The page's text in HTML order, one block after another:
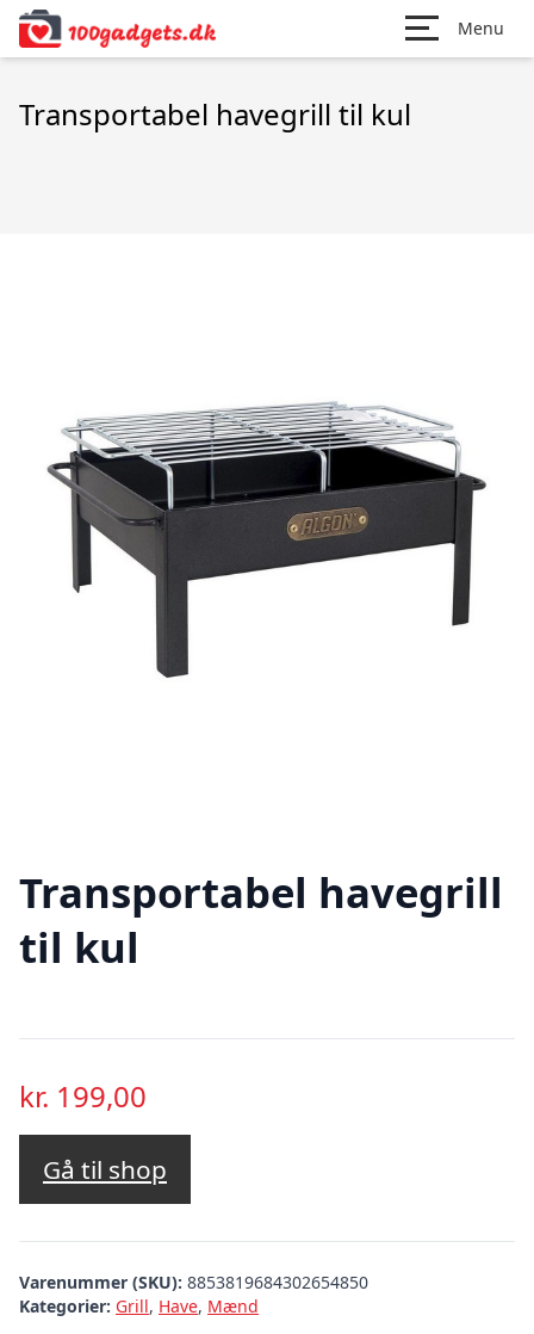
Menu
Transportabel havegrill til kul
Transportabel havegrill
til kul
kr. 199,00
Gå til shop
Varenummer (SKU): 8853819684302654850
Kategorier: Grill, Have, Mænd